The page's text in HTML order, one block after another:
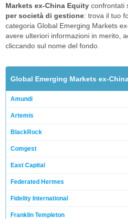
Markets ex-China Equityconfrontati
per società di gestione: trova il tuo
categoria Global Emerging Markets
avere ulteriori informazioni in merito,
cliccando sul nome del fondo.
Global Emerging Markets ex-
Amundi
Artemis
BlackRock
Comgest
East Capital
Federated Hermes
Fidelity International
Franklin Templeton